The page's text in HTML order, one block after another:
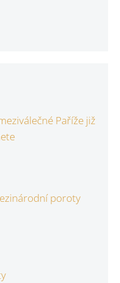
Paříže již
poroty